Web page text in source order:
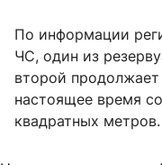
По информации
ЧС, один из
второй
настоящее время
квадратных метров.